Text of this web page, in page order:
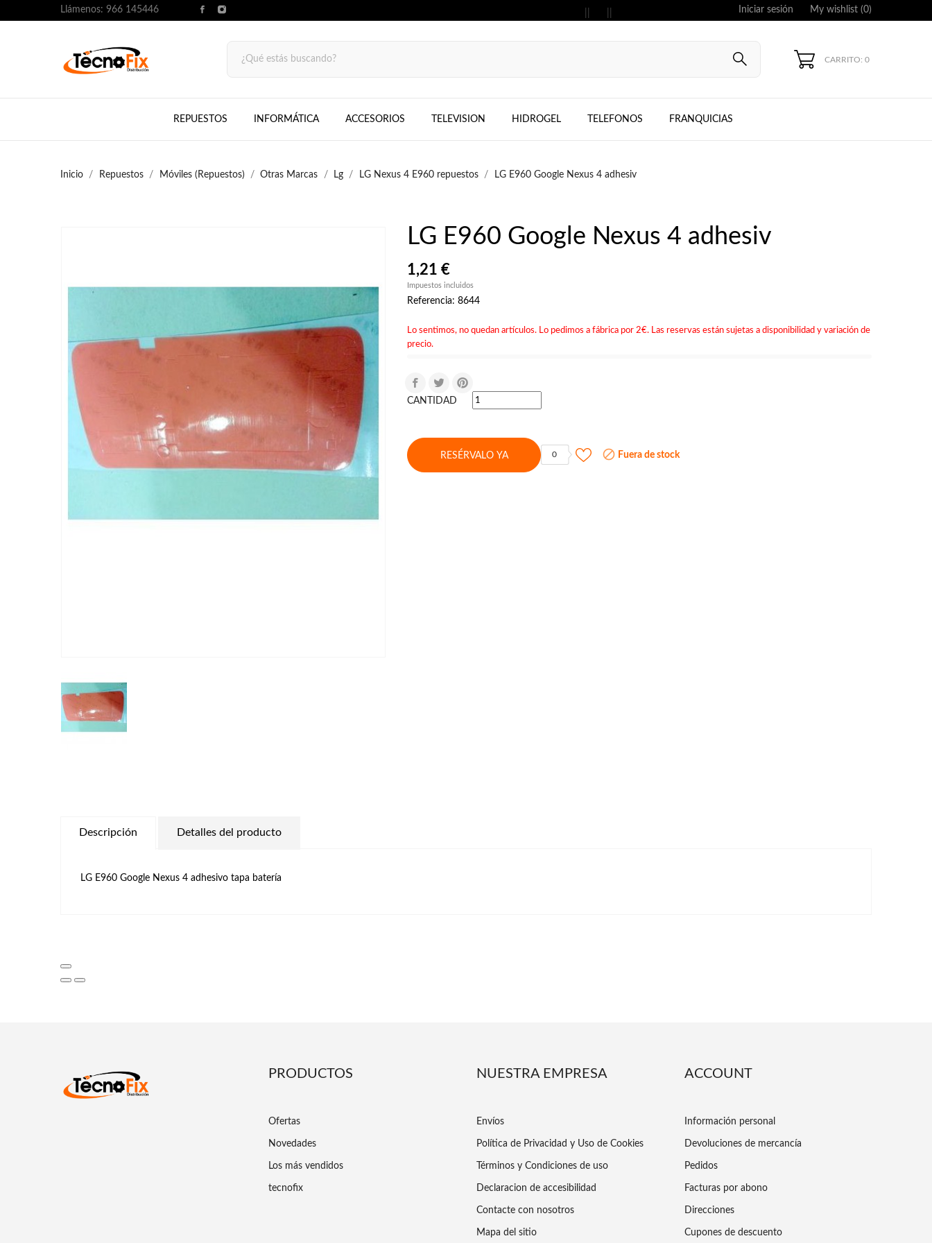
Llámenos: 966 145446 Iniciar sesión My wishlist (0)
CARRITO: 0
REPUESTOS INFORMÁTICA ACCESORIOS TELEVISION HIDROGEL TELEFONOS FRANQUICIAS
Inicio Repuestos Móviles (Repuestos) Otras Marcas Lg LG Nexus 4 E960 repuestos LG E960 Google Nexus 4 adhesiv
LG E960 Google Nexus 4 adhesiv
1,21 €
Impuestos incluidos
Referencia: 8644
Lo sentimos, no quedan artículos. Lo pedimos a fábrica por 2€. Las reservas están sujetas a disponibilidad y variación de
precio.
CANTIDAD
RESÉRVALO YA 0  Fuera de stock
Descripción Detalles del producto
LG E960 Google Nexus 4 adhesivo tapa batería
PRODUCTOS
Ofertas
Novedades
Los más vendidos
tecnofix
NUESTRA EMPRESA
Envíos
Política de Privacidad y Uso de Cookies
Términos y Condiciones de uso
Declaracion de accesibilidad
Contacte con nosotros
Mapa del sitio
ACCOUNT
Información personal
Devoluciones de mercancía
Pedidos
Facturas por abono
Direcciones
Cupones de descuento